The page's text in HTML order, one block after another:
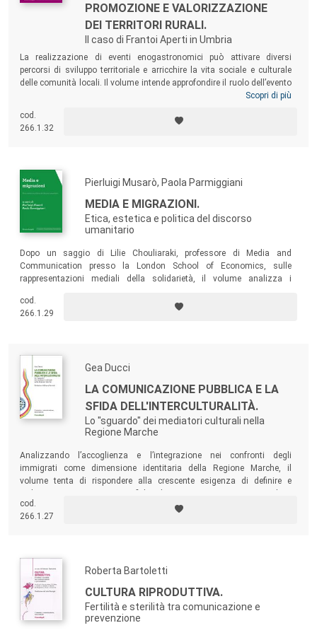
PROMOZIONE E VALORIZZAZIONE
DEI TERRITORI RURALI.
Il caso di Frantoi Aperti in Umbria
La realizzazione di eventi enogastronomici può attivare diversi
percorsi di sviluppo territoriale e arricchire la vita sociale e culturale
delle comunità locali. Il volume intende approfondire il ruolo dell’evento
Frantoi Aperti nello sviluppo economico e sociale dei comuni umbri
turista, le caratteristiche dell’offerta territoriale e la partecipazione della
comunità locale all’evento.
Scopri di più
cod.
266.1.32
Pierluigi Musarò, Paola Parmiggiani
MEDIA E MIGRAZIONI.
Etica, estetica e politica del discorso
umanitario
Dopo un saggio di Lilie Chouliaraki, professore di Media and
Communication presso la London School of Economics, sulle
rappresentazioni mediali della solidarietà, il volume analizza i
particolare attenzione agli aspetti etici, estetici e politici della “narrativa
umanitaria” che spesso li caratterizza.
cod.
266.1.29
Gea Ducci
LA COMUNICAZIONE PUBBLICA E LA
SFIDA DELL'INTERCULTURALITÀ.
Lo "sguardo" dei mediatori culturali nella
Regione Marche
Analizzando l’accoglienza e l’integrazione nei confronti degli
immigrati come dimensione identitaria della Regione Marche, il
volume tenta di rispondere alla crescente esigenza di definire e
sociale per soddisfare i bisogni comunicativi della popolazione
immigrata e autoctona.
cod.
266.1.27
Roberta Bartoletti
CULTURA RIPRODUTTIVA.
Fertilità e sterilità tra comunicazione e
prevenzione